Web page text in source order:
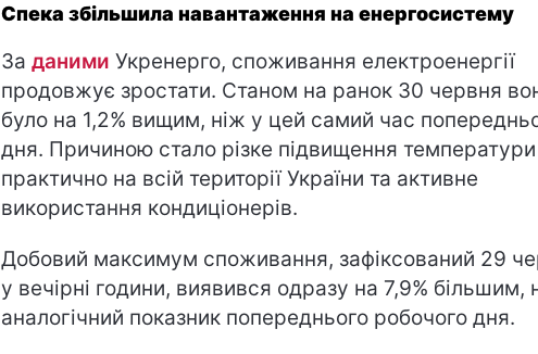
Спека збільшила навантаження на енергосистему
За даними Укренерго, споживання електроенергії
продовжує зростати. Станом на ранок 30 червня
було на 1,2% вищим, ніж у цей самий час
дня. Причиною стало різке підвищення температури
практично на всій території України та активне
використання кондиціонерів.
Добовий максимум споживання, зафіксований 29
у вечірні години, виявився одразу на 7,9% більшим,
аналогічний показник попереднього робочого дня.